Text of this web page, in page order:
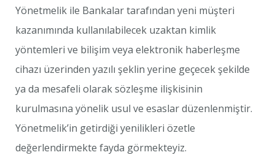
Yönetmelik ile Bankalar tarafından yeni müşteri
kazanımında kullanılabilecek uzaktan kimlik
yöntemleri ve bilişim veya elektronik haberleşme
cihazı üzerinden yazılı şeklin yerine geçecek şekilde
ya da mesafeli olarak sözleşme ilişkisinin
kurulmasına yönelik usul ve esaslar düzenlenmiştir.
Yönetmelik’in getirdiği yenilikleri özetle
değerlendirmekte fayda görmekteyiz.